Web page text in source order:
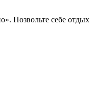
Позвольте себе отдых